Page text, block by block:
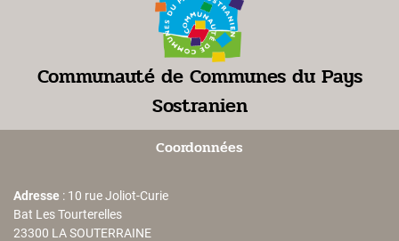
Communauté de Communes du Pays
Sostranien
Coordonnées
Adresse : 10 rue Joliot-Curie
Bat Les Tourterelles
23300 LA SOUTERRAINE